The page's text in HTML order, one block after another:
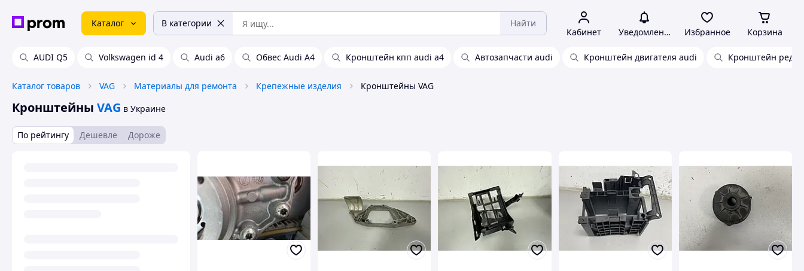
Каталог В категории Найти
Кабинет Уведомления Избранное Корзина
AUDI Q5 Volkswagen id 4 Audi a6 Обвес Audi A4 Кронштейн кпп audi a4 Автозапчасти audi Кронштейн двигателя audi Кронштейн
Каталог товаров VAG Материалы для ремонта Крепежные изделия Кронштейны VAG
Кронштейны VAG в Украине
По рейтингу Дешевле Дороже